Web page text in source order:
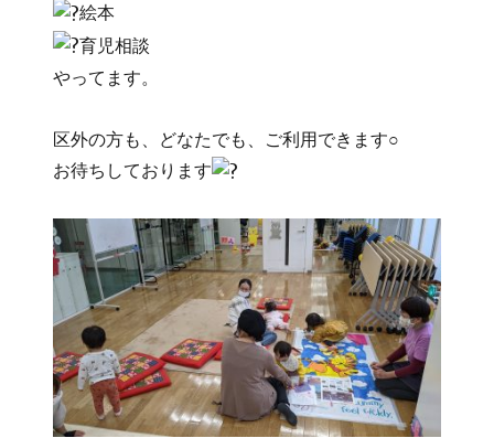
絵本
育児相談
やってます。
区外の方も、どなたでも、ご利用できます○
お待ちしております